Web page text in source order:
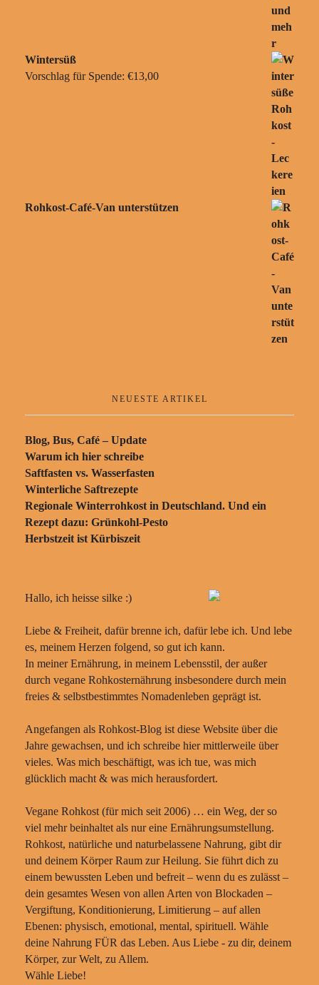
Wintersüß
Vorschlag für Spende: €13,00
Rohkost-Café-Van unterstützen
NEUESTE ARTIKEL
Blog, Bus, Café – Update
Warum ich hier schreibe
Saftfasten vs. Wasserfasten
Winterliche Saftrezepte
Regionale Winterrohkost in Deutschland. Und ein
Rezept dazu: Grünkohl-Pesto
Herbstzeit ist Kürbiszeit
Hallo, ich heisse silke :)
Liebe & Freiheit, dafür brenne ich, dafür lebe ich. Und lebe
es, meinem Herzen folgend, so gut ich kann.
In meiner Ernährung, in meinem Lebensstil, der außer
durch vegane Rohkosternährung insbesondere durch mein
freies & selbstbestimmtes Nomadenleben geprägt ist.
Angefangen als Rohkost-Blog ist diese Website über die
Jahre gewachsen, und ich schreibe hier mittlerweile über
vieles. Was mich beschäftigt, was ich tue, was mich
glücklich macht & was mich herausfordert.
Vegane Rohkost (für mich seit 2006) … ein Weg, der so
viel mehr beinhaltet als nur eine Ernährungsumstellung.
Rohkost, natürliche und naturbelassene Nahrung, gibt dir
und deinem Körper Raum zur Heilung. Sie führt dich zu
einem bewussten Leben und befreit – wenn du es zulässt –
dein gesamtes Wesen von allen Arten von Blockaden –
Vergiftung, Konditionierung, Limitierung – auf allen
Ebenen: physisch, emotional, mental, spirituell. Wähle
deine Nahrung FÜR das Leben. Aus Liebe - zu dir, deinem
Körper, zur Welt, zu Allem.
Wähle Liebe!